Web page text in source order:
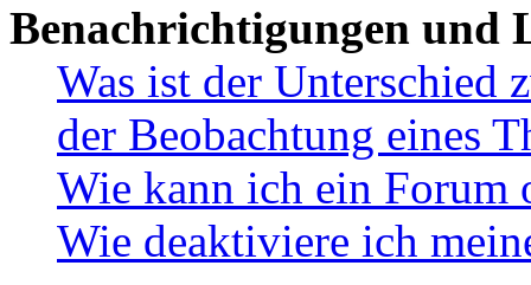
Benachrichtigungen und
Was ist der Unterschied
der Beobachtung eines
Wie kann ich ein Forum
Wie deaktiviere ich